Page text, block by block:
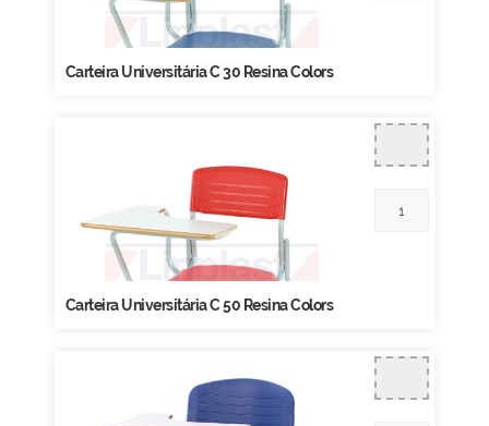
Carteira Universitária C 30 Resina Colors
Carteira Universitária C 50 Resina Colors